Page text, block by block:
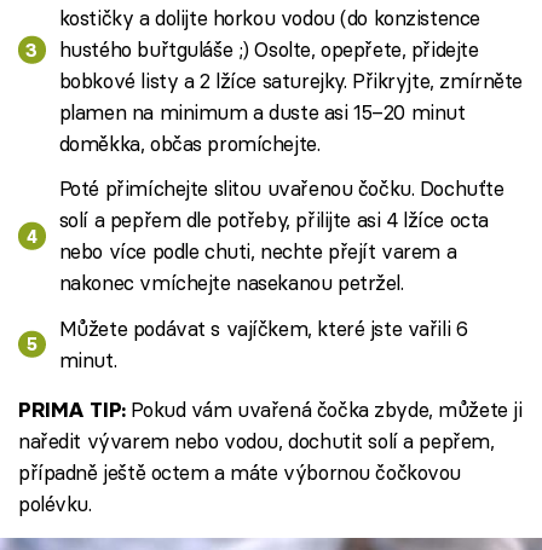
kostičky a dolijte horkou vodou (do konzistence
hustého buřtguláše ;) Osolte, opepřete, přidejte
bobkové listy a 2 lžíce saturejky. Přikryjte, zmírněte
plamen na minimum a duste asi 15–20 minut
doměkka, občas promíchejte.
Poté přimíchejte slitou uvařenou čočku. Dochuťte
solí a pepřem dle potřeby, přilijte asi 4 lžíce octa
nebo více podle chuti, nechte přejít varem a
nakonec vmíchejte nasekanou petržel.
Můžete podávat s vajíčkem, které jste vařili 6
minut.
PRIMA TIP:Pokud vám uvařená čočka zbyde, můžete ji
naředit vývarem nebo vodou, dochutit solí a pepřem,
případně ještě octem a máte výbornou čočkovou
polévku.